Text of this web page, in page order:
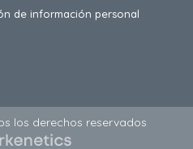
de información personal
los derechos reservados